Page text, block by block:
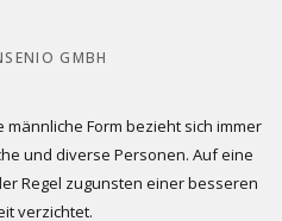
GMBH
Form bezieht sich immer
und diverse Personen. Auf eine
Regel zugunsten einer besseren
verzichtet.